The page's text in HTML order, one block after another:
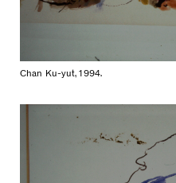
Chan Ku-yut, 1994.